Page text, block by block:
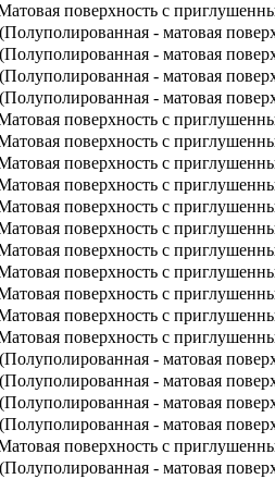
поверхность с
- матовая
- матовая
- матовая
- матовая
поверхность с
поверхность с
поверхность с
поверхность с
поверхность с
поверхность с
поверхность с
поверхность с
поверхность с
поверхность с
поверхность с
- матовая
- матовая
- матовая
- матовая
поверхность с
- матовая